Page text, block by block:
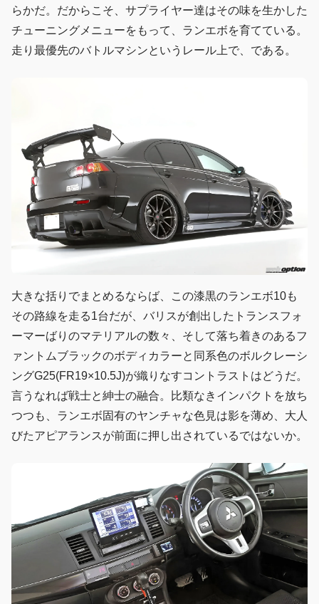
らかだ。だからこそ、サプライヤー達はその味を生かした
チューニングメニューをもって、ランエボを育てている。
走り最優先のバトルマシンというレール上で、である。
大きな括りでまとめるならば、この漆黒のランエボ10も
その路線を走る1台だが、バリスが創出したトランスフォ
ーマーばりのマテリアルの数々、そして落ち着きのあるフ
ァントムブラックのボディカラーと同系色のボルクレーシ
ングG25(FR19×10.5J)が織りなすコントラストはどうだ。
言うなれば戦士と紳士の融合。比類なきインパクトを放ち
つつも、ランエボ固有のヤンチャな色見は影を薄め、大人
びたアピアランスが前面に押し出されているではないか。